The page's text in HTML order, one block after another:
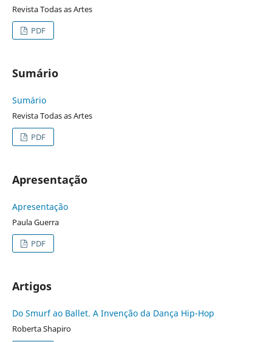
Revista Todas as Artes
PDF
Sumário
Sumário
Revista Todas as Artes
PDF
Apresentação
Apresentação
Paula Guerra
PDF
Artigos
Do Smurf ao Ballet. A Invenção da Dança Hip-Hop
Roberta Shapiro